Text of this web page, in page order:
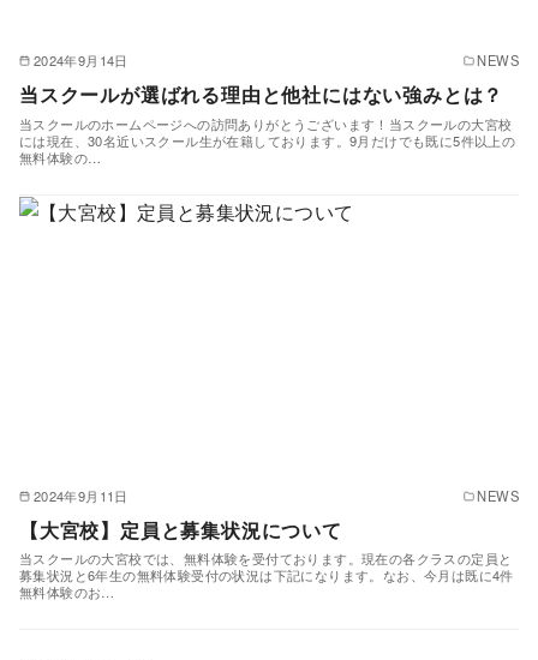
2024年9月14日 NEWS
当スクールが選ばれる理由と他社にはない強みとは？
当スクールのホームページへの訪問ありがとうございます！当スクールの大宮校
には現在、30名近いスクール生が在籍しております。9月だけでも既に5件以上の
無料体験の…
2024年9月11日 NEWS
【大宮校】定員と募集状況について
当スクールの大宮校では、無料体験を受付ております。現在の各クラスの定員と
募集状況と6年生の無料体験受付の状況は下記になります。なお、今月は既に4件
無料体験のお…